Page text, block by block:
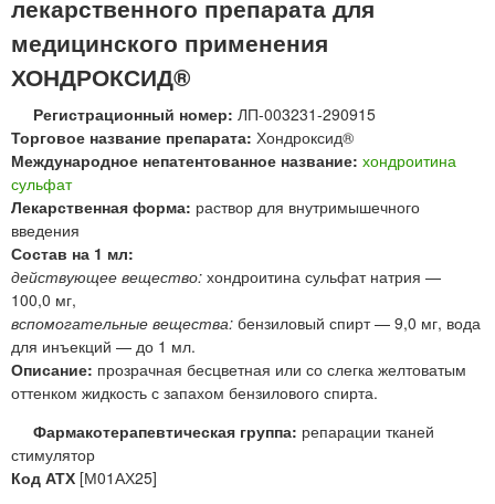
лекарственного препарата для
медицинского применения
ХОНДРОКСИД®
Регистрационный номер: ЛП-003231-290915
Торговое название препарата: Хондроксид®
Международное непатентованное название: хондроитина
сульфат
Лекарственная форма: раствор для внутримышечного
введения
Состав на 1 мл:
действующее вещество: хондроитина сульфат натрия —
100,0 мг,
вспомогательные вещества: бензиловый спирт — 9,0 мг, вода
для инъекций — до 1 мл.
Описание: прозрачная бесцветная или со слегка желтоватым
оттенком жидкость с запахом бензилового спирта.
Фармакотерапевтическая группа: репарации тканей
стимулятор
Код АТХ [М01АХ25]